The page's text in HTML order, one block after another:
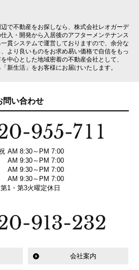
で不動産をお探しなら、株式会社レオガーデ
入・開発から入居後のアフターメンテナンス
貫システムで運営しておりますので、余分な
より良いものをお求め易い価格で自信をもっ
中心とした地域密着の不動産会社として、
新生活」をお客様にお届けいたします。
問い合わせ
AM 8:30～PM 7:00
AM 9:30～PM 7:00
AM 9:30～PM 7:00
AM 9:30～PM 7:00
1・第3火曜定休日
会社案内